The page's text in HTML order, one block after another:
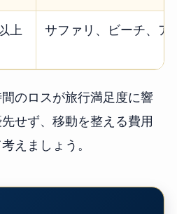
上 サファリ、ビーチ、ア
のロスが旅行満足度に響
せず、移動を整える費用
えましょう。